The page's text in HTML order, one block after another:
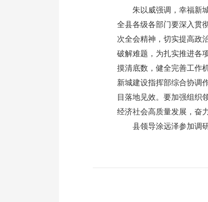
朱以威强调，幸福新城
全县各级各部门要深入贯
次全会精神，切实提高政
破解难题，为扎实推进各
摸清底数，健全完善工作
新城建设指挥部综合协调
目落地见效。要加强组织
经济社会高质量发展，奋
县领导涂远泽参加调研